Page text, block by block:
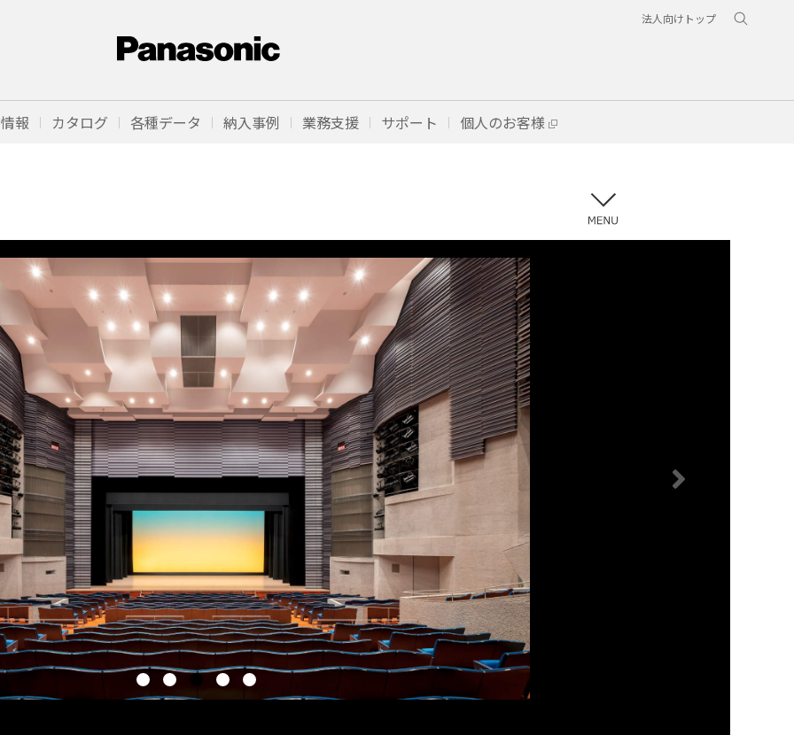
法人向けトップ
報 カタログ 各種データ 納入事例 業務支援 サポート 個人のお客様